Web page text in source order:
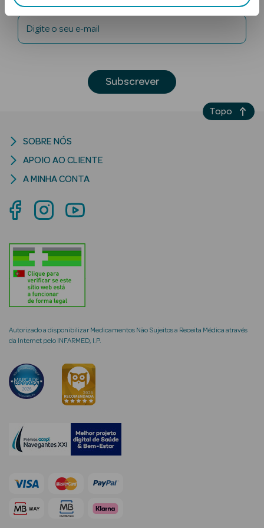
Corpo
Rosto
Lábios
Criança
Rosto e
Ver Tudo
Cosmética
Rosto
Hidratantes
Séruns Faciais
Creme de Olhos
Anti-
envelhecimento
Digite o seu e-mail
Subscrever
Autorizado a disponibilizar Medicamentos Não Sujeitos a Receita Médica através
da Internet pelo INFARMED, I.P.
SOBRE NÓS
APOIO AO CLIENTE
A MINHA CONTA
Topo